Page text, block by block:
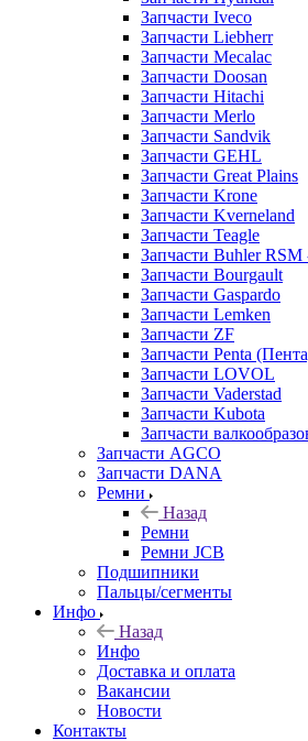
Запчасти Iveco
Запчасти Liebherr
Запчасти Mecalac
Запчасти Doosan
Запчасти Hitachi
Запчасти Merlo
Запчасти Sandvik
Запчасти GEHL
Запчасти Great Plains
Запчасти Krone
Запчасти Kverneland
Запчасти Teagle
Запчасти Buhler
Запчасти Bourgault
Запчасти Gaspardo
Запчасти Lemken
Запчасти ZF
Запчасти Penta
Запчасти LOVOL
Запчасти Vaderstad
Запчасти Kubota
Запчасти
Запчасти AGCO
Запчасти DANA
Ремни
Назад
Ремни
Ремни JCB
Подшипники
Пальцы/сегменты
Инфо
Назад
Инфо
Доставка и оплата
Вакансии
Новости
Контакты